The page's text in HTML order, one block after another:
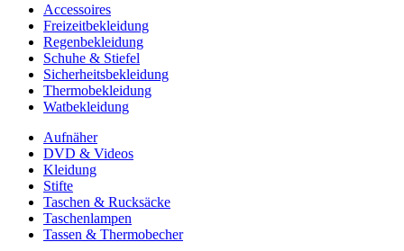
Accessoires
Freizeitbekleidung
Regenbekleidung
Schuhe & Stiefel
Sicherheitsbekleidung
Thermobekleidung
Watbekleidung
Aufnäher
DVD & Videos
Kleidung
Stifte
Taschen & Rucksäcke
Taschenlampen
Tassen & Thermobecher